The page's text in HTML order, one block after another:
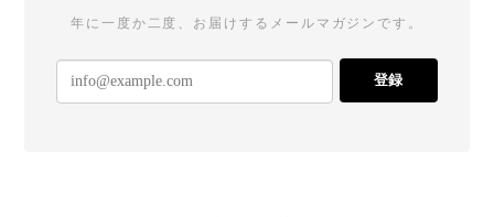
年に一度か二度、お届けするメールマガジンです。
登録